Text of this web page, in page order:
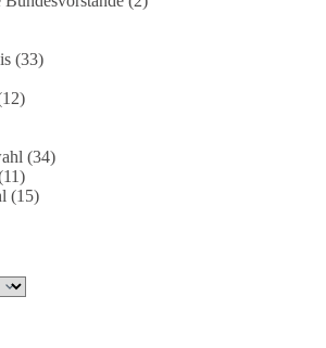
#Verteidigung
Experiment
90/Die Grünen) Lieblingsökonomin
In ihrer Rede zu globalen
(33)
(34)
(15)